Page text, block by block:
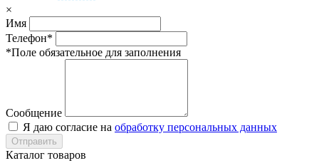
×
Имя
Телефон*
*Поле обязательное для заполнения
Сообщение
Я даю согласие на обработку персональных данных
Каталог товаров